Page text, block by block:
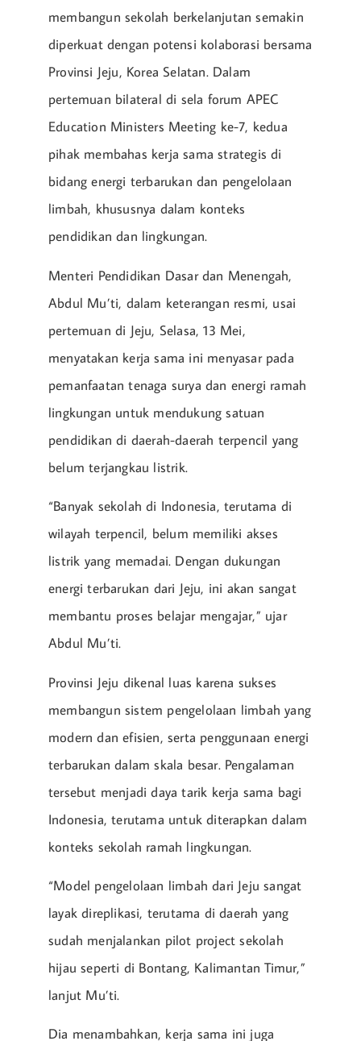
membangun sekolah berkelanjutan semakin
diperkuat dengan potensi kolaborasi bersama
Provinsi Jeju, Korea Selatan. Dalam
pertemuan bilateral di sela forum APEC
Education Ministers Meeting ke-7, kedua
pihak membahas kerja sama strategis di
bidang energi terbarukan dan pengelolaan
limbah, khususnya dalam konteks
pendidikan dan lingkungan.
Menteri Pendidikan Dasar dan Menengah,
Abdul Mu’ti, dalam keterangan resmi, usai
pertemuan di Jeju, Selasa, 13 Mei,
menyatakan kerja sama ini menyasar pada
pemanfaatan tenaga surya dan energi ramah
lingkungan untuk mendukung satuan
pendidikan di daerah-daerah terpencil yang
belum terjangkau listrik.
“Banyak sekolah di Indonesia, terutama di
wilayah terpencil, belum memiliki akses
listrik yang memadai. Dengan dukungan
energi terbarukan dari Jeju, ini akan sangat
membantu proses belajar mengajar,” ujar
Abdul Mu’ti.
Provinsi Jeju dikenal luas karena sukses
membangun sistem pengelolaan limbah yang
modern dan efisien, serta penggunaan energi
terbarukan dalam skala besar. Pengalaman
tersebut menjadi daya tarik kerja sama bagi
Indonesia, terutama untuk diterapkan dalam
konteks sekolah ramah lingkungan.
“Model pengelolaan limbah dari Jeju sangat
layak direplikasi, terutama di daerah yang
sudah menjalankan pilot project sekolah
hijau seperti di Bontang, Kalimantan Timur,”
lanjut Mu’ti.
Dia menambahkan, kerja sama ini juga